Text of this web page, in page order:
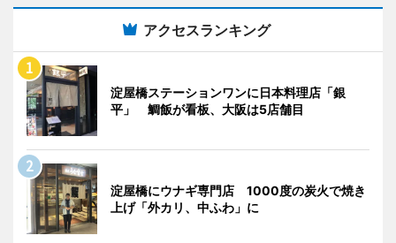
アクセスランキング
淀屋橋ステーションワンに日本料理店「銀
平」 鯛飯が看板、大阪は5店舗目
淀屋橋にウナギ専門店 1000度の炭火で焼き
上げ「外カリ、中ふわ」に